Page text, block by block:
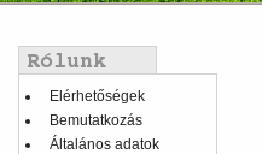
menu
Balmenü
Elérhetőségek
Bemutatkozás
Általános adatok